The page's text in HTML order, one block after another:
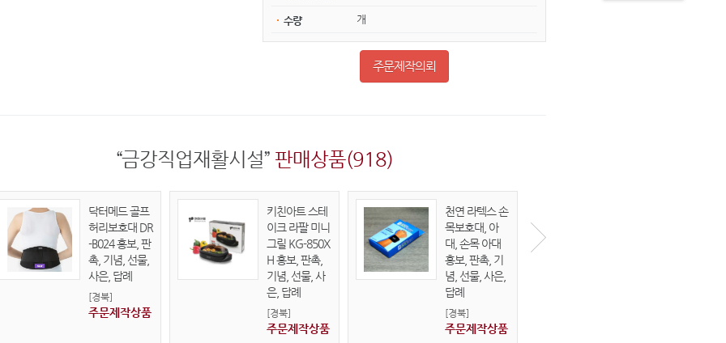
수량 개
주문제작의뢰
“금강직업재활시설” 판매상품(918)
닥터메드 골프
허리보호대 DR
-B024 홍보, 판
촉, 기념, 선물,
사은, 답례
[경북]
주문제작상품
키친아트 스테
이크 라팔 미니
그릴 KG-850X
H 홍보, 판촉,
기념, 선물, 사
은, 답례
[경북]
주문제작상품
천연 라텍스 손
목보호대, 아
대, 손목 아대
홍보, 판촉, 기
념, 선물, 사은,
답례
[경북]
주문제작상품